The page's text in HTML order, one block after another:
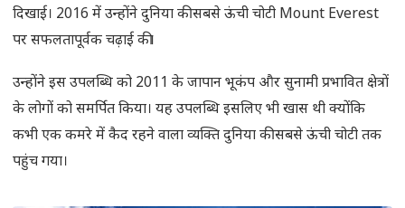
दिखाई। 2016 में उन्होंने दुनिया की सबसे ऊंची चोटी Mount Everest
पर सफलतापूर्वक चढ़ाई की।
उन्होंने इस उपलब्धि को 2011 के जापान भूकंप और सुनामी प्रभावित क्षेत्रों
के लोगों को समर्पित किया। यह उपलब्धि इसलिए भी खास थी क्योंकि
कभी एक कमरे में कैद रहने वाला व्यक्ति दुनिया की सबसे ऊंची चोटी तक
पहुंच गया।